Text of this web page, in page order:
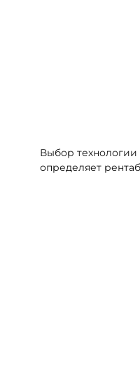
Выбор технологии
определяет